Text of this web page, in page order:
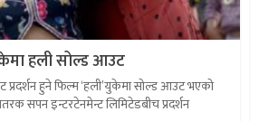
हली सोल्ड आउट
प्रदर्शन हुने फिल्म ‘हली’युकेमा सोल्ड आउट भएको
सपन इन्टरटेनमेन्ट लिमिटेडबीच प्रदर्शन